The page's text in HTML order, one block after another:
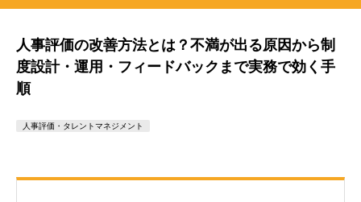
人事評価の改善方法とは？不満が出る原因から制
度設計・運用・フィードバックまで実務で効く手
順
人事評価・タレントマネジメント